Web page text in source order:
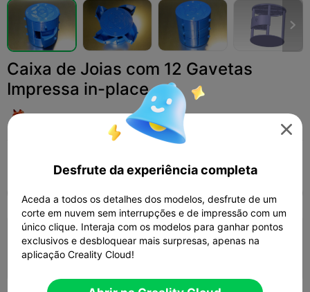

Caixa de Joias com 12 Gavetas
Impressa in-place
Tudo K2 Plus K2 Pro K2 K2 SE
camada de 0,2 mm, 2 paredes, 15% de
preenchimento
 10h 56m

Desfrute da experiência completa
Aceda a todos os detalhes dos modelos, desfrute de um
corte em nuvem sem interrupções e de impressão com um
único clique. Interaja com os modelos para ganhar pontos
exclusivos e desbloquear mais surpresas, apenas na
aplicação Creality Cloud!